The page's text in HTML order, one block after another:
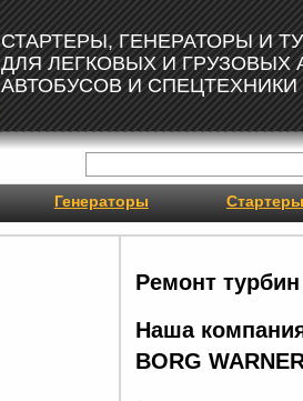
СТАРТЕРЫ, ГЕНЕРАТОРЫ И
ДЛЯ ЛЕГКОВЫХ И ГРУЗОВЫХ
АВТОБУСОВ И СПЕЦТЕХНИКИ
Генераторы Стартеры
Ремонт турбин
Наша
BORG